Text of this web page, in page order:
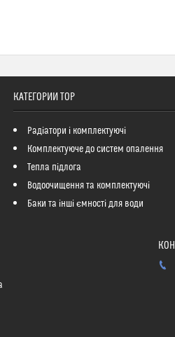
КАТЕГОРИИ ТОР
Радіатори і комплектуючі
Комплектуюче до систем опалення
Тепла підлога
Водоочищення та комплектуючі
Баки та інші ємності для води